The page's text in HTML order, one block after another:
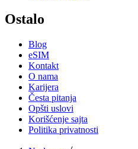
Ostalo
Blog
eSIM
Kontakt
O nama
Karijera
Česta pitanja
Opšti uslovi
Korišćenje sajta
Politika privatnosti